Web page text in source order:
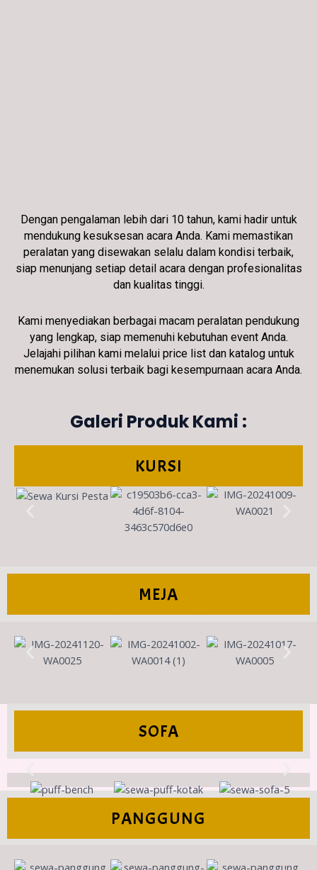
Dengan pengalaman lebih dari 10 tahun, kami hadir untuk
mendukung kesuksesan acara Anda. Kami memastikan
peralatan yang disewakan selalu dalam kondisi terbaik,
siap menunjang setiap detail acara dengan profesionalitas
dan kualitas tinggi.
Kami menyediakan berbagai macam peralatan pendukung
yang lengkap, siap memenuhi kebutuhan event Anda.
Jelajahi pilihan kami melalui price list dan katalog untuk
menemukan solusi terbaik bagi kesempurnaan acara Anda.
Galeri Produk Kami :
KURSI
MEJA
SOFA
PANGGUNG